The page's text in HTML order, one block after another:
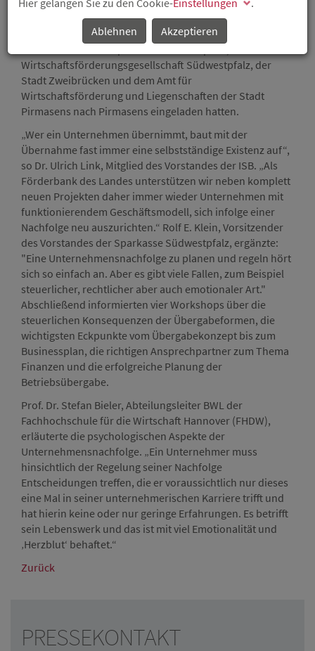
Wirtschaft, Politik und Wissenschaft bei der Veranstaltung
„Nach mir die Sintflut? Unternehmensnachfolge“, zu der
die Investitions- und Strukturbank Rheinland-Pfalz (ISB)
Wirtschaftsförderungsgesellschaft Südwestpfalz, der
Stadt Zweibrücken und dem Amt für
Wirtschaftsförderung und Liegenschaften der Stadt
Pirmasens nach Pirmasens eingeladen hatten.
„Wer ein Unternehmen übernimmt, baut mit der
Übernahme fast immer eine selbstständige Existenz auf“,
so Dr. Ulrich Link, Mitglied des Vorstandes der ISB. „Als
Förderbank des Landes unterstützen wir neben komplett
neuen Projekten daher immer wieder Unternehmen mit
funktionierendem Geschäftsmodell, sich infolge einer
Nachfolge neu auszurichten.“ Rolf E. Klein, Vorsitzender
des Vorstandes der Sparkasse Südwestpfalz, ergänzte:
"Eine Unternehmensnachfolge zu planen und regeln hört
sich so einfach an. Aber es gibt viele Fallen, zum Beispiel
steuerlicher, rechtlicher aber auch emotionaler Art."
Abschließend informierten vier Workshops über die
steuerlichen Konsequenzen der Übergabeformen, die
wichtigsten Eckpunkte vom Übergabekonzept bis zum
Businessplan, die richtigen Ansprechpartner zum Thema
Finanzen und die erfolgreiche Planung der
Betriebsübergabe.
Prof. Dr. Stefan Bieler, Abteilungsleiter BWL der
Fachhochschule für die Wirtschaft Hannover (FHDW),
erläuterte die psychologischen Aspekte der
Unternehmensnachfolge. „Ein Unternehmer muss
hinsichtlich der Regelung seiner Nachfolge
Entscheidungen treffen, die er voraussichtlich nur dieses
eine Mal in seiner unternehmerischen Karriere trifft und
hat hierin keine oder nur geringe Erfahrungen. Es betrifft
sein Lebenswerk und das ist mit viel Emotionalität und
‚Herzblut‘ behaftet.“
Zurück
PRESSEKONTAKT
Hier gelangen Sie zu den Cookie-Einstellungen
.
Ablehnen
Akzeptieren